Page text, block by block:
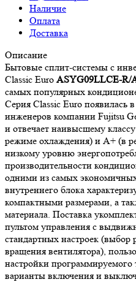
Наличие
Оплата
Доставка
Описание
Бытовые сплит-системы с
Classic Euro ASYG09LLCE-R/
самых популярных
Серия Classic Euro появилась в
инженеров компании Fujitsu
и отвечает наивысшему
режиме охлаждения) и А+ (в
низкому уровню
производительности
одними из самых
внутреннего блока
компактными размерами, а
материала. Поставка
пультом управления с
стандартных настроек (выбор
вращения вентилятора),
настройки программируемого
варианты включения и